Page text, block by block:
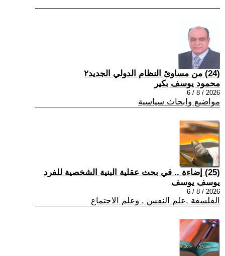
(24) من مساوئ النظام الدولي الجديد٢
محمود يوسف بكير
2026 / 8 / 6
مواضيع وابحاث سياسية
(25) إضاءة .. في بحث عقلية البنية الشخصية للفرد
يوسف يوسف
2026 / 8 / 6
الفلسفة ,علم النفس , وعلم الاجتماع